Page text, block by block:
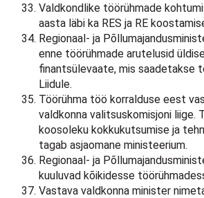
Valdkondlike töörühmade
aasta läbi ka RES ja RE
Regionaal- ja
enne töörühmade arutelusid
finantsülevaate, mis saadetakse
Liidule.
Töörühma töö korralduse eest
valdkonna valitsuskomisjoni liige.
koosoleku kokkukutsumise ja
tagab asjaomane ministeerium.
Regionaal- ja
kuuluvad kõikidesse
Vastava valdkonna minister